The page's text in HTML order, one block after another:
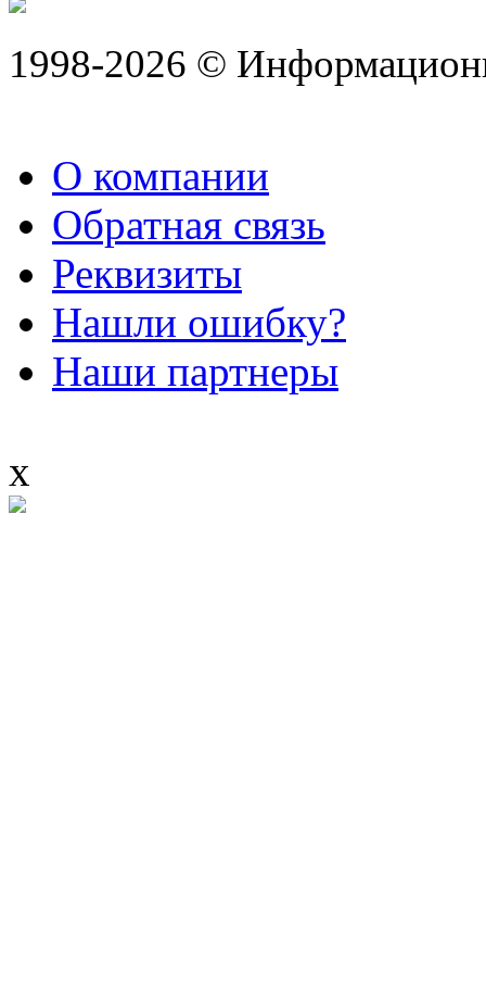
1998-2026 ©
О компании
Обратная связь
Реквизиты
Нашли ошибку?
Наши партнеры
x